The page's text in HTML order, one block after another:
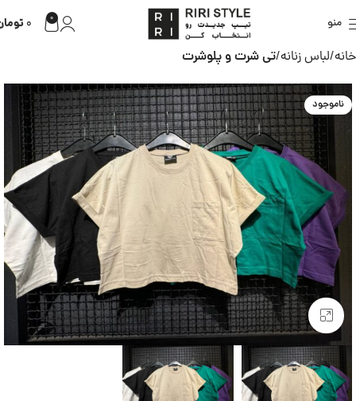
منو 0
0
خانه لباس زنانه تی شرت و پلوشرت
ناموجود
بزرگنمایی تصویر